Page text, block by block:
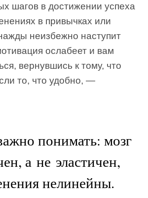
шагов в достижении успеха
в привычках или
неизбежно наступит
ослабеет и вам
вернувшись к тому, что
то, что удобно, —
понимать: мозг
а не эластичен,
нелинейны.